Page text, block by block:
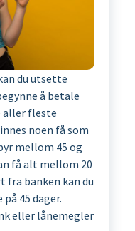
du utsette
å betale
aller fleste
noen få som
mellom 45 og
få alt mellom 20
fra banken kan du
45 dager.
eller lånemegler